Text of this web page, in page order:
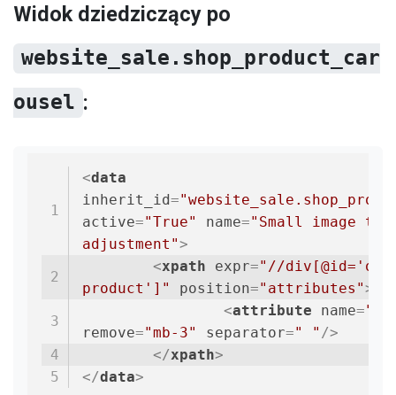
Widok dziedziczący po
website_sale.shop_product_car
ousel ​:
<data
inherit_id=
active="True" name="Small image
adjustment">
<xpath expr="//div[@id='o-
product']"
position="attributes">
<attribute name="t-
remove="mb-3" separator=" " />
</xpath>
</data>